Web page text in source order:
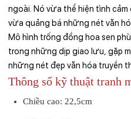
ngoài. Nó vừa thể hiện tình
vừa quảng bá những nét văn
Mô hình trống đồng hoa sen
trong những dịp giao lưu, gặp
những nét đẹp văn hóa truyền
Thông số kỹ thuật tranh
Chiều cao: 22,5cm